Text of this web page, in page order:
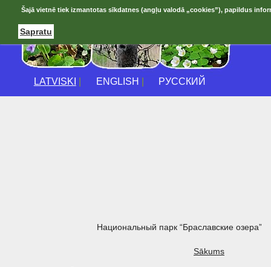
LATVISKI ENGLISH РУССКИЙ
Национальный парк “Браславские озера”
Sākums
Šajā vietnē tiek izmantotas sīkdatnes (angļu valodā „cookies”), papildus
Sapratu